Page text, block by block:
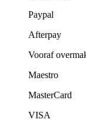
Paypal
Afterpay
Vooraf
Maestro
MasterCard
VISA